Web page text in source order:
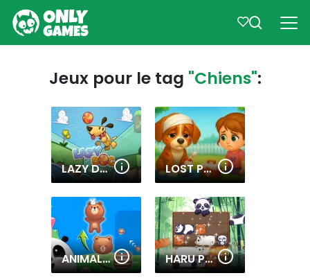
Jeux pour le tag "Chiens":
LAZY DOG LOST PUPPY RESCUE AND CARE
ANIMAL MERGE: BUBBLE SHOOTER HARU PANDAS SLIDE